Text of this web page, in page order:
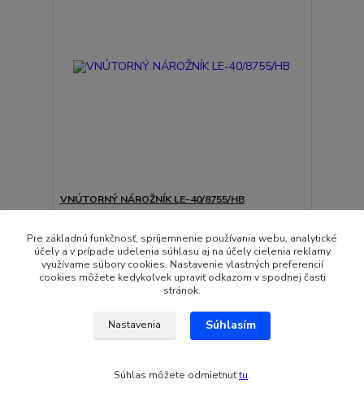
VNÚTORNÝ NÁROŽNÍK LE-40/8755/HB
1,80 EUR bez DPH Skladom
Pridať do košíka
Pre základnú funkčnosť, spríjemnenie používania webu, analytické
účely a v prípade udelenia súhlasu aj na účely cielenia reklamy
využívame súbory cookies. Nastavenie vlastných preferencií
cookies môžete kedykoľvek upraviť odkazom v spodnej časti
stránok.
Nastavenia Súhlasím
Súhlas môžete odmietnuťtu.